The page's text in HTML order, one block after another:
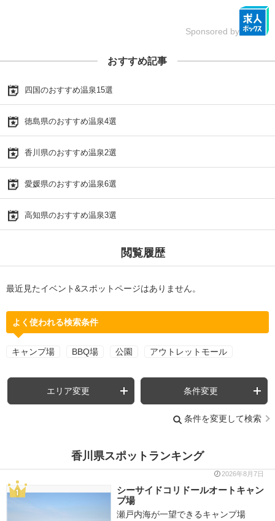
Sponsored by
おすすめ記事
四国のおすすめ温泉15選
徳島県のおすすめ温泉4選
香川県のおすすめ温泉2選
愛媛県のおすすめ温泉6選
高知県のおすすめ温泉3選
閲覧履歴
最近見たイベント&スポットページはありません。
よく使われる検索条件
キャンプ場 BBQ場 公園 アウトレットモール
エリア変更 条件変更
条件を変更して検索
香川県スポットランキング
2026年8月7日
シーサイドコリドールオートキャン
プ場
瀬戸内海が一望できるキャンプ場